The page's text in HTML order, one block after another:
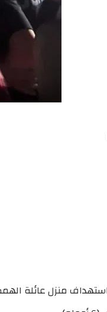
منزل عائلة الهمص